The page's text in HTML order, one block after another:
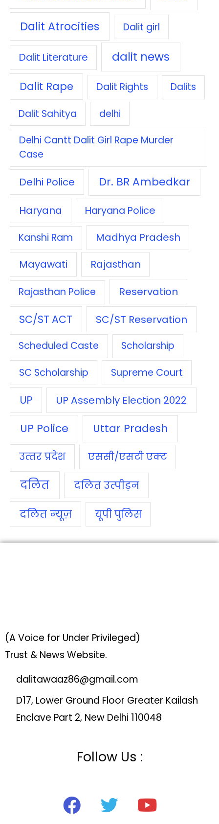
Dalit Atrocities Dalit girl
Dalit Literature dalit news
Dalit Rape Dalit Rights Dalits
Dalit Sahitya delhi
Delhi Cantt Dalit Girl Rape Murder
Case
Delhi Police Dr. BR Ambedkar
Haryana Haryana Police
Kanshi Ram
Madhya Pradesh
Mayawati
Rajasthan
Rajasthan Police Reservation
SC/ST ACT SC/ST Reservation
Scheduled Caste Scholarship
SC Scholarship Supreme Court
UP UP Assembly Election 2022
UP Police Uttar Pradesh
उत्‍तर प्रदेश एससी/एसटी एक्‍ट
दलित दलित उत्‍पीड़न
दलित न्‍यूज़ यूपी पुलिस
(A Voice for Under Privileged)
Trust & News Website.
dalitawaaz86@gmail.com
D17, Lower Ground Floor Greater Kailash
Enclave Part 2, New Delhi 110048
Follow Us :